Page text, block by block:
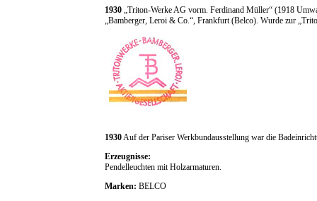
1930 „Triton-Werke AG vorm. Ferdinand Müller“ (1918
„Bamberger, Leroi & Co.“, Frankfurt (Belco). Wurde zur
1930Auf der Pariser Werkbundausstellung war die
Erzeugnisse:
Pendelleuchten mit Holzarmaturen.
Marken: BELCO